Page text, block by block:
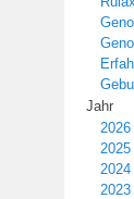
Jahr
2026
2025
2024
2023